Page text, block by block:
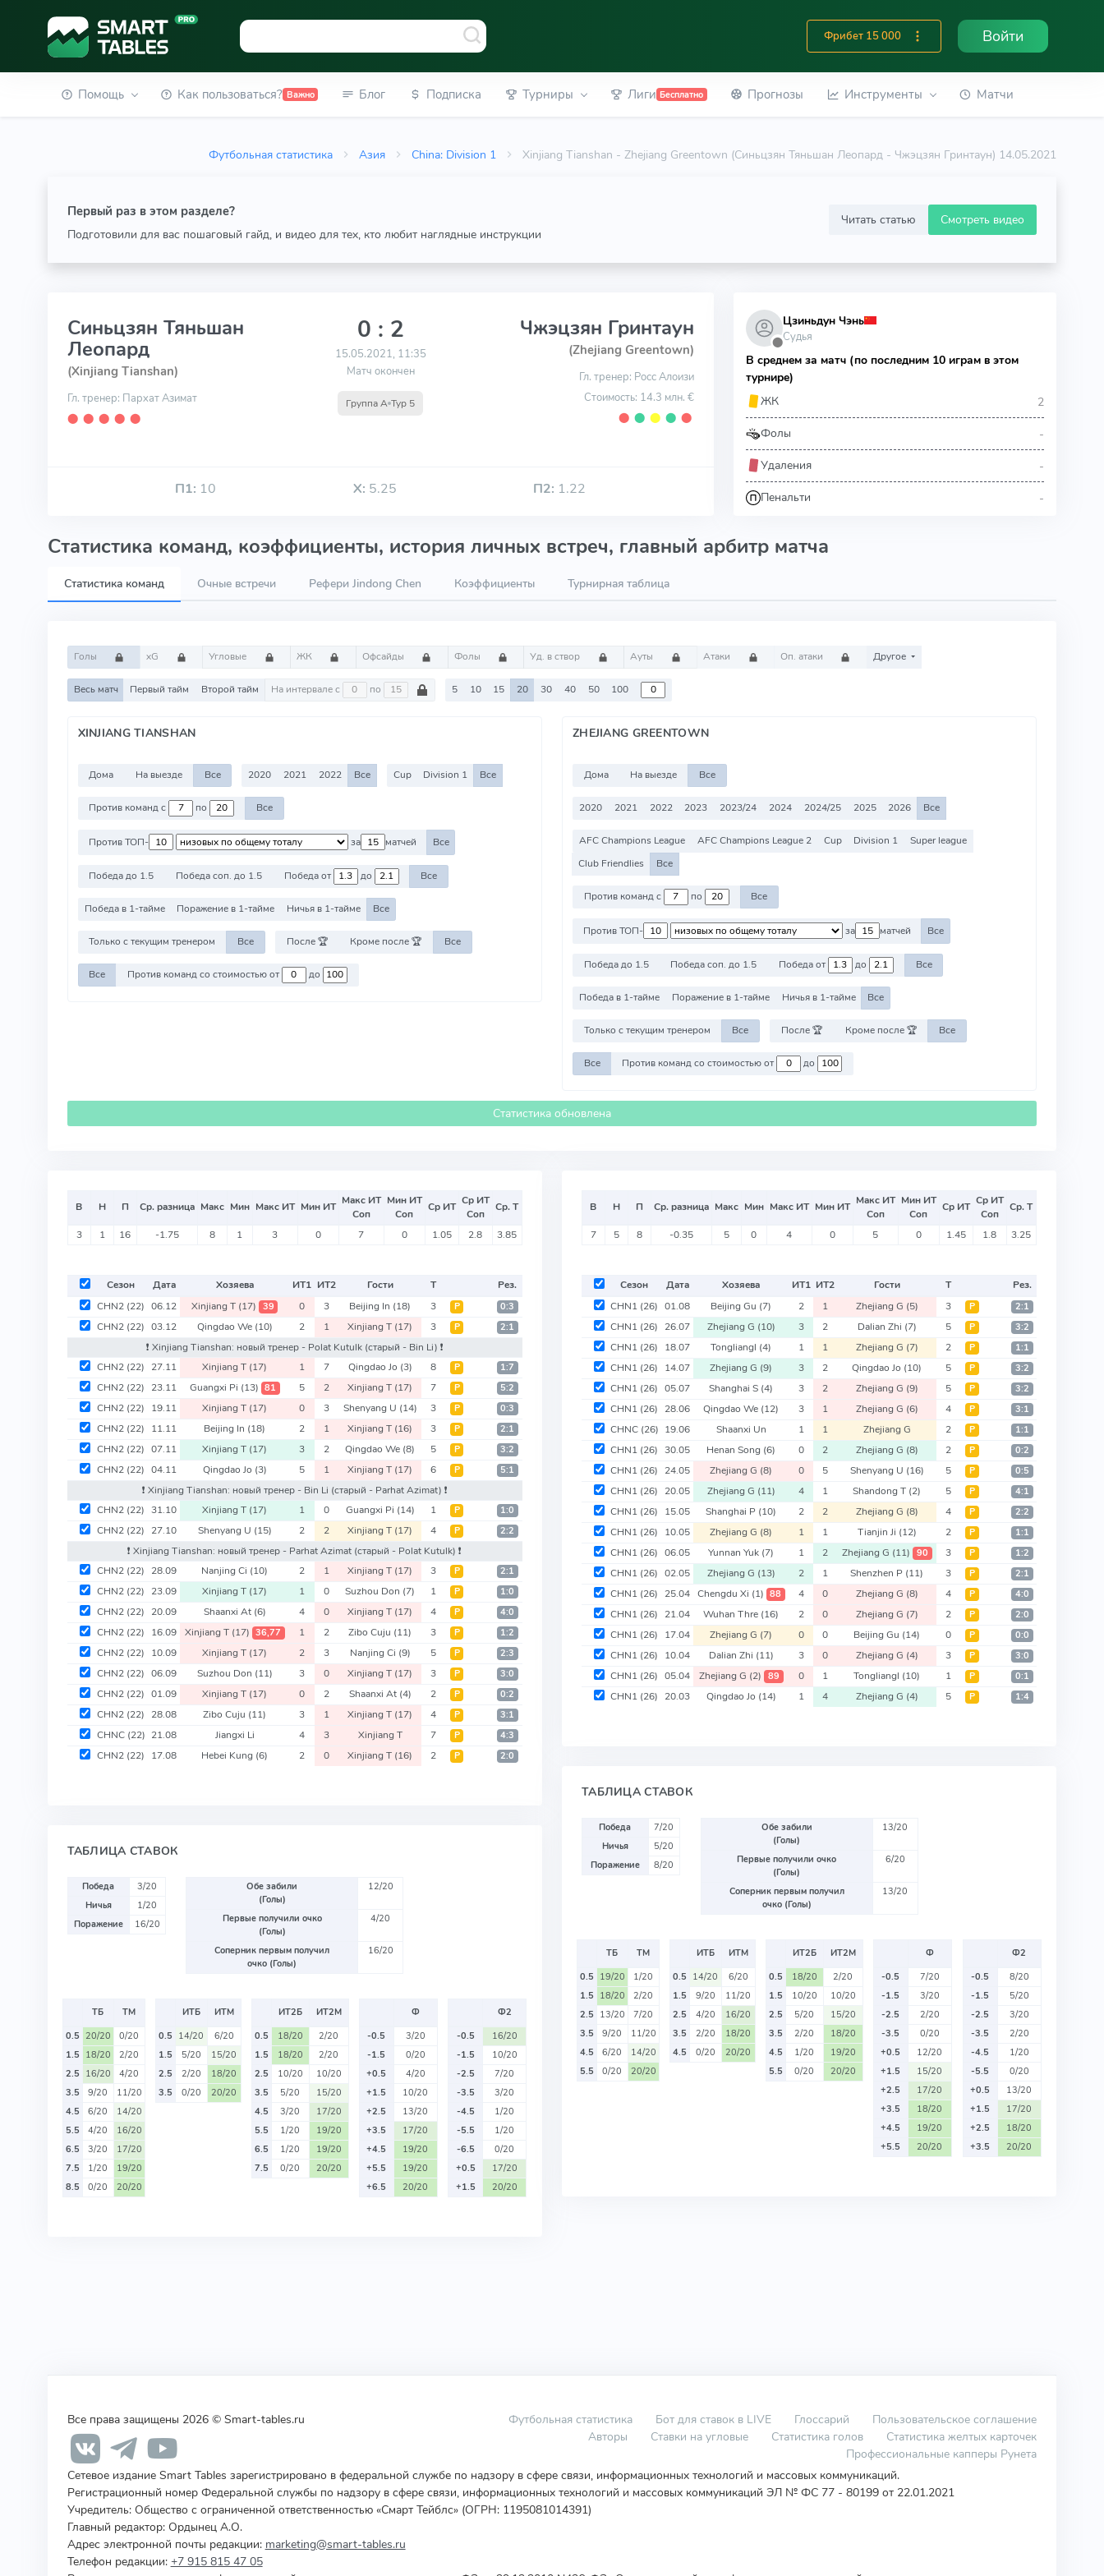
Фрибет 15 000 Войти
Помощь Как пользоваться? Важно Блог Подписка Турниры Лиги Бесплатно Прогнозы Инструменты Матчи
Футбольная статистика Азия China: Division 1 Xinjiang Tianshan - Zhejiang Greentown (Синьцзян Тяньшан Леопард - Чжэцзян Гринтаун) 14.05.2021
Первый раз в этом разделе?
Подготовили для вас пошаговый гайд, и видео для тех, кто любит наглядные инструкции
Читать статью Смотреть видео
Синьцзян Тяньшан
Леопард
(Xinjiang Tianshan)
Гл. тренер: Пархат Азимат
⬤ ⬤ ⬤ ⬤ ⬤
0 : 2
15.05.2021, 11:35
Матч окончен
Группа A Тур 5
Чжэцзян Гринтаун
(Zhejiang Greentown)
Гл. тренер: Росс Алоизи
Стоимость: 14.3 млн. €
⬤ ⬤ ⬤ ⬤ ⬤
П1: 10 Х: 5.25 П2: 1.22
⬤
Цзиньдун Чэнь
Судья
В среднем за матч (по последним 10 играм в этом
турнире)
ЖК
2
Фолы -
Удаления -
Пенальти -
Статистика команд, коэффициенты, история личных встреч, главный арбитр матча
Статистика команд Очные встречи Рефери Jindong Chen Коэффициенты Турнирная таблица
Голы xG Угловые ЖК Офсайды Фолы Уд. в створ Ауты Атаки Оп. атаки Другое
Весь матч Первый тайм Второй тайм На интервале с по 5 10 15 20 30 40 50 100
XINJIANG TIANSHAN
Дома На выезде Все 2020 2021 2022 Все Cup Division 1 Все
Против команд с по Все
Против ТОП- за матчей Все
Победа до 1.5 Победа соп. до 1.5 Победа от до Все
Победа в 1-тайме Поражение в 1-тайме Ничья в 1-тайме Все
Только с текущим тренером Все После 🏆 Кроме после 🏆 Все
Все Против команд со стоимостью от до
ZHEJIANG GREENTOWN
Дома На выезде Все
2020 2021 2022 2023 2023/24 2024 2024/25 2025 2026 Все
AFC Champions League AFC Champions League 2 Cup Division 1
Super league
Club Friendlies
Все
Против команд с по Все
Против ТОП- за матчей Все
Победа до 1.5 Победа соп. до 1.5 Победа от до Все
Победа в 1-тайме Поражение в 1-тайме Ничья в 1-тайме Все
Только с текущим тренером Все После 🏆 Кроме после 🏆 Все
Все Против команд со стоимостью от до
Статистика обновлена
В Н П Ср. разница Макс Мин Макс ИТ Мин ИТ Макс ИТ
Соп
Мин ИТ
Соп
Ср ИТ Ср ИТ
Соп
Ср. Т
3 1 16 -1.75 8 1 3 0 7 0 1.05 2.8 3.85
Сезон Дата Хозяева ИТ1 ИТ2 Гости Т
Рез.
CHN2 (22) 06.12 Xinjiang T (17) 39 0 3 Beijing In (18) 3 Р 0:3
CHN2 (22) 03.12 Qingdao We (10) 2 1 Xinjiang T (17) 3 Р 2:1
❗️ Xinjiang Tianshan: новый тренер - Polat Kutulk (старый - Bin Li) ❗️
CHN2 (22) 27.11 Xinjiang T (17) 1 7 Qingdao Jo (3) 8 Р 1:7
CHN2 (22) 23.11 Guangxi Pi (13) 81 5 2 Xinjiang T (17) 7 Р 5:2
CHN2 (22) 19.11 Xinjiang T (17) 0 3 Shenyang U (14) 3 Р 0:3
CHN2 (22) 11.11 Beijing In (18) 2 1 Xinjiang T (16) 3 Р 2:1
CHN2 (22) 07.11 Xinjiang T (17) 3 2 Qingdao We (8) 5 Р 3:2
CHN2 (22) 04.11 Qingdao Jo (3) 5 1 Xinjiang T (17) 6 Р 5:1
❗️ Xinjiang Tianshan: новый тренер - Bin Li (старый - Parhat Azimat) ❗️
CHN2 (22) 31.10 Xinjiang T (17) 1 0 Guangxi Pi (14) 1 Р 1:0
CHN2 (22) 27.10 Shenyang U (15) 2 2 Xinjiang T (17) 4 Р 2:2
❗️ Xinjiang Tianshan: новый тренер - Parhat Azimat (старый - Polat Kutulk) ❗️
CHN2 (22) 28.09 Nanjing Ci (10) 2 1 Xinjiang T (17) 3 Р 2:1
CHN2 (22) 23.09 Xinjiang T (17) 1 0 Suzhou Don (7) 1 Р 1:0
CHN2 (22) 20.09 Shaanxi At (6) 4 0 Xinjiang T (17) 4 Р 4:0
CHN2 (22) 16.09 Xinjiang T (17) 36,77 1 2 Zibo Cuju (11) 3 Р 1:2
CHN2 (22) 10.09 Xinjiang T (17) 2 3 Nanjing Ci (9) 5 Р 2:3
CHN2 (22) 06.09 Suzhou Don (11) 3 0 Xinjiang T (17) 3 Р 3:0
CHN2 (22) 01.09 Xinjiang T (17) 0 2 Shaanxi At (4) 2 Р 0:2
CHN2 (22) 28.08 Zibo Cuju (11) 3 1 Xinjiang T (17) 4 Р 3:1
CHNC (22) 21.08 Jiangxi Li 4 3 Xinjiang T 7 Р 4:3
CHN2 (22) 17.08 Hebei Kung (6) 2 0 Xinjiang T (16) 2 Р 2:0
ТАБЛИЦА СТАВОК
Победа
3/20
Ничья
1/20
Поражение
16/20
Обе забили
(Голы)
12/20
Первые получили очко
(Голы)
4/20
Соперник первым получил
очко (Голы)
16/20
ТБ
ТМ
0.5 20/20
0/20
1.5 18/20
2/20
2.5 16/20
4/20
3.5
9/20
11/20
4.5
6/20
14/20
5.5
4/20
16/20
6.5
3/20
17/20
7.5
1/20
19/20
8.5
0/20 20/20
ИТБ
ИТМ
0.5 14/20
6/20
1.5
5/20
15/20
2.5
2/20
18/20
3.5
0/20 20/20
ИТ2Б
ИТ2М
0.5
18/20
2/20
1.5
18/20
2/20
2.5
10/20
10/20
3.5
5/20
15/20
4.5
3/20
17/20
5.5
1/20
19/20
6.5
1/20
19/20
7.5
0/20 20/20
Ф
-0.5
3/20
-1.5
0/20
+0.5
4/20
+1.5
10/20
+2.5
13/20
+3.5
17/20
+4.5
19/20
+5.5
19/20
+6.5
20/20
Ф2
-0.5
16/20
-1.5
10/20
-2.5
7/20
-3.5
3/20
-4.5
1/20
-5.5
1/20
-6.5
0/20
+0.5
17/20
+1.5
20/20
В Н П Ср. разница Макс Мин Макс ИТ Мин ИТ Макс ИТ
Соп
Мин ИТ
Соп
Ср ИТ Ср ИТ
Соп
Ср. Т
7 5 8 -0.35 5 0 4 0 5 0 1.45 1.8 3.25
Сезон Дата Хозяева ИТ1 ИТ2 Гости Т
Рез.
CHN1 (26) 01.08 Beijing Gu (7) 2 1 Zhejiang G (5) 3 Р 2:1
CHN1 (26) 26.07 Zhejiang G (10) 3 2 Dalian Zhi (7) 5 Р 3:2
CHN1 (26) 18.07 Tongliangl (4) 1 1 Zhejiang G (7) 2 Р 1:1
CHN1 (26) 14.07 Zhejiang G (9) 3 2 Qingdao Jo (10) 5 Р 3:2
CHN1 (26) 05.07 Shanghai S (4) 3 2 Zhejiang G (9) 5 Р 3:2
CHN1 (26) 28.06 Qingdao We (12) 3 1 Zhejiang G (6) 4 Р 3:1
CHNC (26) 19.06 Shaanxi Un 1 1 Zhejiang G 2 Р 1:1
CHN1 (26) 30.05 Henan Song (6) 0 2 Zhejiang G (8) 2 Р 0:2
CHN1 (26) 24.05 Zhejiang G (8) 0 5 Shenyang U (16) 5 Р 0:5
CHN1 (26) 20.05 Zhejiang G (11) 4 1 Shandong T (2) 5 Р 4:1
CHN1 (26) 15.05 Shanghai P (10) 2 2 Zhejiang G (8) 4 Р 2:2
CHN1 (26) 10.05 Zhejiang G (8) 1 1 Tianjin Ji (12) 2 Р 1:1
CHN1 (26) 06.05 Yunnan Yuk (7) 1 2 Zhejiang G (11) 90 3 Р 1:2
CHN1 (26) 02.05 Zhejiang G (13) 2 1 Shenzhen P (11) 3 Р 2:1
CHN1 (26) 25.04 Chengdu Xi (1) 88 4 0 Zhejiang G (8) 4 Р 4:0
CHN1 (26) 21.04 Wuhan Thre (16) 2 0 Zhejiang G (7) 2 Р 2:0
CHN1 (26) 17.04 Zhejiang G (7) 0 0 Beijing Gu (14) 0 Р 0:0
CHN1 (26) 10.04 Dalian Zhi (11) 3 0 Zhejiang G (4) 3 Р 3:0
CHN1 (26) 05.04 Zhejiang G (2) 89 0 1 Tongliangl (10) 1 Р 0:1
CHN1 (26) 20.03 Qingdao Jo (14) 1 4 Zhejiang G (4) 5 Р 1:4
ТАБЛИЦА СТАВОК
Победа
7/20
Ничья
5/20
Поражение
8/20
Обе забили
(Голы)
13/20
Первые получили очко
(Голы)
6/20
Соперник первым получил
очко (Голы)
13/20
ТБ
ТМ
0.5 19/20
1/20
1.5 18/20
2/20
2.5 13/20
7/20
3.5
9/20
11/20
4.5
6/20
14/20
5.5
0/20 20/20
ИТБ
ИТМ
0.5 14/20
6/20
1.5
9/20
11/20
2.5
4/20
16/20
3.5
2/20
18/20
4.5
0/20 20/20
ИТ2Б
ИТ2М
0.5
18/20
2/20
1.5
10/20
10/20
2.5
5/20
15/20
3.5
2/20
18/20
4.5
1/20
19/20
5.5
0/20 20/20
Ф
-0.5
7/20
-1.5
3/20
-2.5
2/20
-3.5
0/20
+0.5
12/20
+1.5
15/20
+2.5
17/20
+3.5
18/20
+4.5
19/20
+5.5
20/20
Ф2
-0.5
8/20
-1.5
5/20
-2.5
3/20
-3.5
2/20
-4.5
1/20
-5.5
0/20
+0.5
13/20
+1.5
17/20
+2.5
18/20
+3.5
20/20
Все права защищены 2026 © Smart-tables.ru Футбольная статистика Бот для ставок в LIVE Глоссарий
Пользовательское соглашение
Авторы
Ставки на угловые Статистика голов
Статистика желтых карточек
Профессиональные капперы Рунета
Сетевое издание Smart Tables зарегистрировано в федеральной службе по надзору в сфере связи, информационных технологий и массовых коммуникаций.
Регистрационный номер Федеральной службы по надзору в сфере связи, информационных технологий и массовых коммуникаций ЭЛ № ФС 77 - 80199 от 22.01.2021
Учредитель: Общество с ограниченной ответственностью «Смарт Тейблс» (ОГРН: 1195081014391)
Главный редактор: Ордынец А.О.
Адрес электронной почты редакции: marketing@smart-tables.ru
Телефон редакции: +7 915 815 47 05